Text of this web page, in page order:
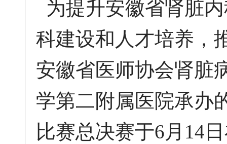
为提升安徽省肾脏
科建设和人才培养，
安徽省医师协会肾脏
学第二附属医院承办
比赛总决赛于6月14